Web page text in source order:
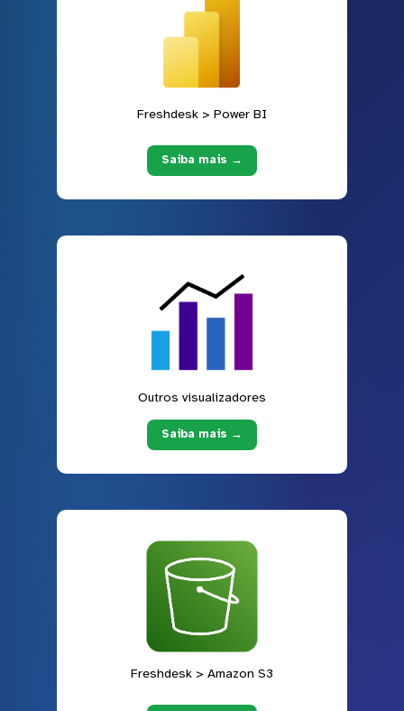
Freshdesk > Power BI
Saiba mais →
Outros visualizadores
Saiba mais →
Freshdesk > Amazon S3